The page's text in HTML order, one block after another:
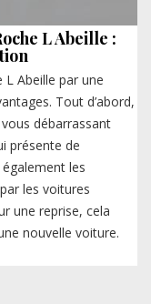
L Abeille :
L Abeille par une
Tout d’abord,
débarrassant
présente de
les
les voitures
une reprise, cela
nouvelle voiture.